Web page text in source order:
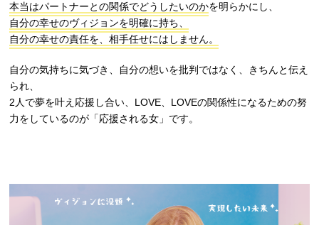
本当はパートナーとの関係でどうしたいのかを明らかにし、
自分の幸せのヴィジョンを明確に持ち、
自分の幸せの責任を、相手任せにはしません。
自分の気持ちに気づき、自分の想いを批判ではなく、きちんと伝え
られ、
2人で夢を叶え応援し合い、LOVE、LOVEの関係性になるための努
力をしているのが「応援される女」です。